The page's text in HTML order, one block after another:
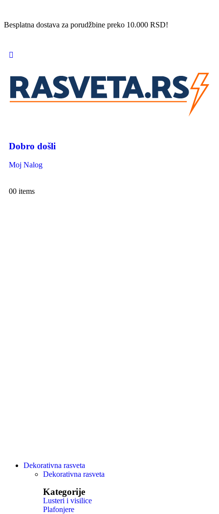
Besplatna dostava za porudžbine preko 10.000 RSD!
Dobro došli
Moj Nalog
00 items
Dekorativna rasveta
Dekorativna rasveta
Kategorije
Lusteri i visilice
Plafonjere